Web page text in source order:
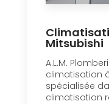
Mitsubishi
A.L.M.
climatisation
spécialisée
climatisation